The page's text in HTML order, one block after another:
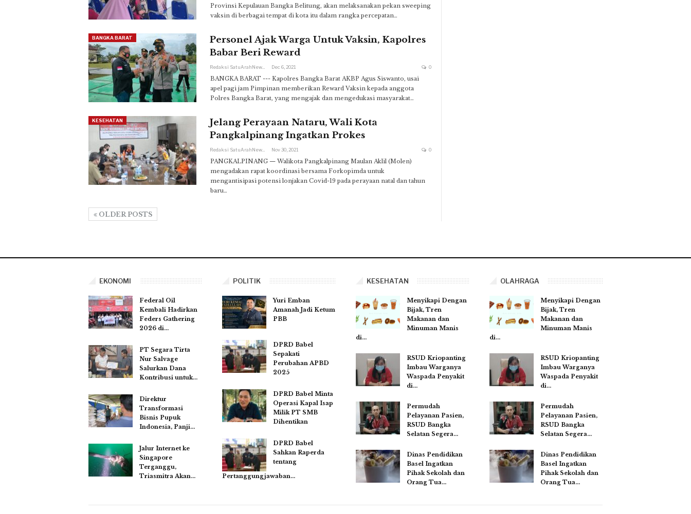
Provinsi Kepulauan Bangka Belitung, akan melaksanakan pekan sweeping
vaksin di berbagai tempat di kota itu dalam rangka percepatan…
BANGKA BARAT
Personel Ajak Warga Untuk Vaksin, Kapolres
Babar Beri Reward
Dec 6, 2021 0
BANGKA BARAT --- Kapolres Bangka Barat AKBP Agus Siswanto, usai
apel pagi jam Pimpinan memberikan Reward Vaksin kepada anggota
Polres Bangka Barat, yang mengajak dan mengedukasi masyarakat…
KESEHATAN
Jelang Perayaan Nataru, Wali Kota
Pangkalpinang Ingatkan Prokes
Nov 30, 2021 0
PANGKALPINANG — Walikota Pangkalpinang Maulan Aklil (Molen)
mengadakan rapat koordinasi bersama Forkopimda untuk
mengantisipasi potensi lonjakan Covid-19 pada perayaan natal dan tahun
baru…
OLDER POSTS
EKONOMI
Federal Oil
Kembali Hadirkan
Feders Gathering
2026 di…
PT Segara Tirta
Nur Salvage
Salurkan Dana
Kontribusi untuk…
Direktur
Transformasi
Bisnis Pupuk
Indonesia, Panji…
Jalur Internet ke
Singapore
Terganggu,
Triasmitra Akan…
POLITIK
Yuri Emban
Amanah Jadi Ketum
PBB
DPRD Babel
Sepakati
Perubahan APBD
2025
DPRD Babel Minta
Operasi Kapal Isap
Milik PT SMB
Dihentikan
DPRD Babel
Sahkan Raperda
tentang
Pertanggungjawaban…
KESEHATAN
Menyikapi Dengan
Bijak, Tren
Makanan dan
Minuman Manis
di…
RSUD Kriopanting
Imbau Warganya
Waspada Penyakit
di…
Permudah
Pelayanan Pasien,
RSUD Bangka
Selatan Segera…
Dinas Pendidikan
Basel Ingatkan
Pihak Sekolah dan
Orang Tua…
OLAHRAGA
Menyikapi Dengan
Bijak, Tren
Makanan dan
Minuman Manis
di…
RSUD Kriopanting
Imbau Warganya
Waspada Penyakit
di…
Permudah
Pelayanan Pasien,
RSUD Bangka
Selatan Segera…
Dinas Pendidikan
Basel Ingatkan
Pihak Sekolah dan
Orang Tua…